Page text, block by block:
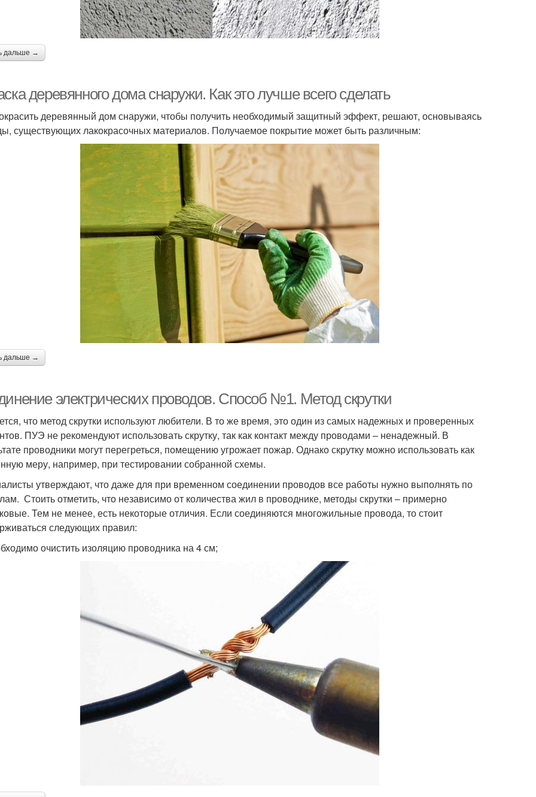
дальше →
деревянного дома снаружи. Как это лучше всего сделать
деревянный дом снаружи, чтобы получить необходимый защитный эффект, решают, основываясь
существующих лакокрасочных материалов. Получаемое покрытие может быть различным:
дальше →
электрических проводов. Способ №1. Метод скрутки
что метод скрутки используют любители. В то же время, это один из самых надежных и проверенных
ПУЭ не рекомендуют использовать скрутку, так как контакт между проводами – ненадежный. В
проводники могут перегреться, помещению угрожает пожар. Однако скрутку можно использовать как
меру, например, при тестировании собранной схемы.
утверждают, что даже для при временном соединении проводов все работы нужно выполнять по
Стоить отметить, что независимо от количества жил в проводнике, методы скрутки – примерно
Тем не менее, есть некоторые отличия. Если соединяются многожильные провода, то стоит
следующих правил:
очистить изоляцию проводника на 4 см;